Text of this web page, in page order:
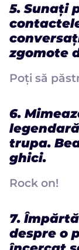
5. Sunați
zgomote
Poți să
6.
trupa.
ghici.
Rock on!
7.
despre o